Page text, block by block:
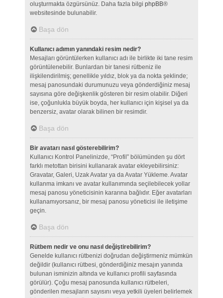
oluşturmakta özgürsünüz. Daha fazla bilgi phpBB®
websitesinde bulunabilir.
Başa dön
Kullanıcı adımın yanındaki resim nedir?
Mesajları görüntülerken kullanıcı adı ile birlikte iki tane resim
görüntülenebilir. Bunlardan bir tanesi rütbeniz ile
ilişkilendirilmiş; genellikle yıldız, blok ya da nokta şeklinde;
mesaj panosundaki durumunuzu veya gönderdiğiniz mesaj
sayısına göre değişkenlik gösteren bir resim olabilir. Diğeri
ise, çoğunlukla büyük boyda, her kullanıcı için kişisel ya da
benzersiz, avatar olarak bilinen bir resimdir.
Başa dön
Bir avatarı nasıl gösterebilirim?
Kullanıcı Kontrol Panelinizde, “Profil” bölümünden şu dört
farklı metottan birisini kullanarak avatar ekleyebilirsiniz:
Gravatar, Galeri, Uzak Avatar ya da Avatar Yükleme. Avatar
kullanma imkanı ve avatar kullanımında seçilebilecek yollar
mesaj panosu yöneticisinin kararına bağlıdır. Eğer avatarları
kullanamıyorsanız, bir mesaj panosu yöneticisi ile iletişime
geçin.
Başa dön
Rütbem nedir ve onu nasıl değiştirebilirim?
Genelde kullanıcı rütbenizi doğrudan değiştirmeniz mümkün
değildir (kullanıcı rütbesi, gönderdiğiniz mesajın yanında
bulunan isminizin altında ve kullanıcı profili sayfasında
görülür). Çoğu mesaj panosunda kullanıcı rütbeleri,
gönderilen mesajların sayısını veya yetkili üyeleri belirlemek